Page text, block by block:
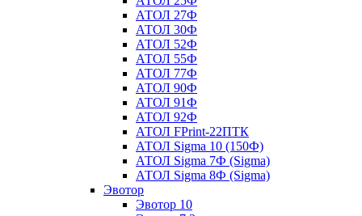
АТОЛ 27Ф
АТОЛ 30Ф
АТОЛ 52Ф
АТОЛ 55Ф
АТОЛ 77Ф
АТОЛ 90Ф
АТОЛ 91Ф
АТОЛ 92Ф
АТОЛ FPrint-22ПТК
АТОЛ Sigma 10 (150Ф)
АТОЛ Sigma 7Ф (Sigma)
АТОЛ Sigma 8Ф (Sigma)
Эвотор
Эвотор 10